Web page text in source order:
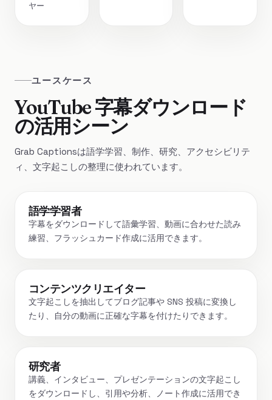
ヤー
ユースケース
YouTube 字幕ダウンロード
の活用シーン
Grab Captionsは語学学習、制作、研究、アクセシビリテ
ィ、文字起こしの整理に使われています。
語学学習者
字幕をダウンロードして語彙学習、動画に合わせた読み
練習、フラッシュカード作成に活用できます。
コンテンツクリエイター
文字起こしを抽出してブログ記事や SNS 投稿に変換し
たり、自分の動画に正確な字幕を付けたりできます。
研究者
講義、インタビュー、プレゼンテーションの文字起こし
をダウンロードし、引用や分析、ノート作成に活用でき